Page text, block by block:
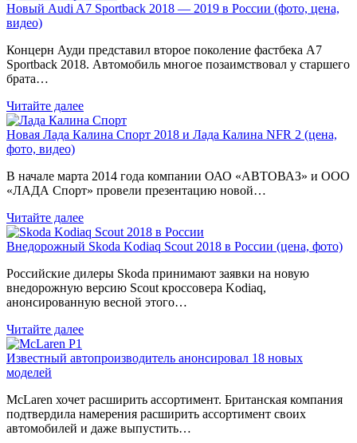
Новый Audi A7 Sportback 2018 — 2019 в России (фото, цена,
видео)
Концерн Ауди представил второе поколение фастбека A7
Sportback 2018. Автомобиль многое позаимствовал у старшего
брата…
Читайте далее
Новая Лада Калина Спорт 2018 и Лада Калина NFR 2 (цена,
фото, видео)
В начале марта 2014 года компании ОАО «АВТОВАЗ» и ООО
«ЛАДА Спорт» провели презентацию новой…
Читайте далее
Внедорожный Skoda Kodiaq Scout 2018 в России (цена, фото)
Российские дилеры Skoda принимают заявки на новую
внедорожную версию Scout кроссовера Kodiaq,
анонсированную весной этого…
Читайте далее
Известный автопроизводитель анонсировал 18 новых
моделей
McLaren хочет расширить ассортимент. Британская компания
подтвердила намерения расширить ассортимент своих
автомобилей и даже выпустить…